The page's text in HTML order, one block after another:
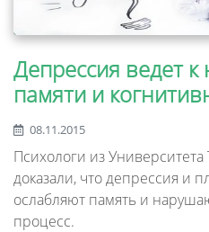
Депрессия ведет
памяти и
08.11.2015
Психологи из Университета
доказали, что депрессия и
ослабляют память и
процесс.